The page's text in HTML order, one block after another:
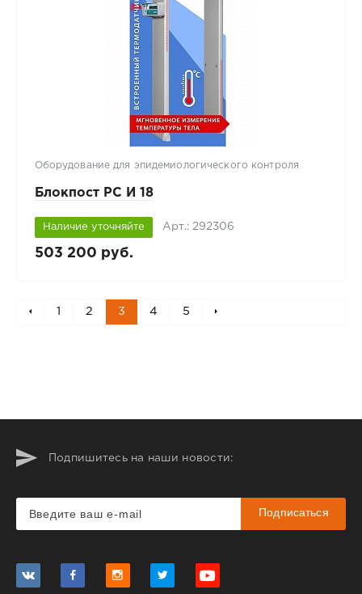
Оборудование для эпидемиологического контроля
Блокпост РС И 18
Наличие уточняйте Арт.: 292306
503 200 руб.
1 2 3 4 5
Подпишитесь на наши новости:
Подписаться